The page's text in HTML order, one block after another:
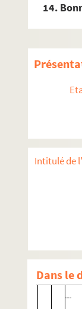
14.
Intitulé de
Dans le
2-MS-
2-MS-
2-MS-
IV.
2-
2-
IV